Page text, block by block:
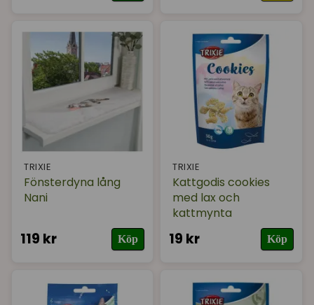
TRIXIE
Fönsterdyna lång
Nani
119 kr Köp
TRIXIE
Kattgodis cookies
med lax och
kattmynta
19 kr Köp